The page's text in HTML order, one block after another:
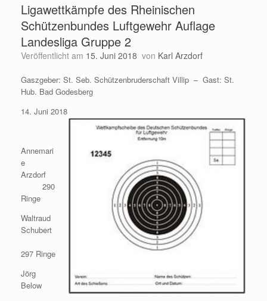
Ligawettkämpfe des Rheinischen
Schützenbundes Luftgewehr Auflage
Landesliga Gruppe 2
Veröffentlicht am 15. Juni 2018 von Karl Arzdorf
Gaszgeber: St. Seb. Schützenbruderschaft Villip – Gast: St.
Hub. Bad Godesberg
14. Juni 2018
Annemari
e
Arzdorf
290
Ringe
Waltraud
Schubert
297 Ringe
Jörg
Below